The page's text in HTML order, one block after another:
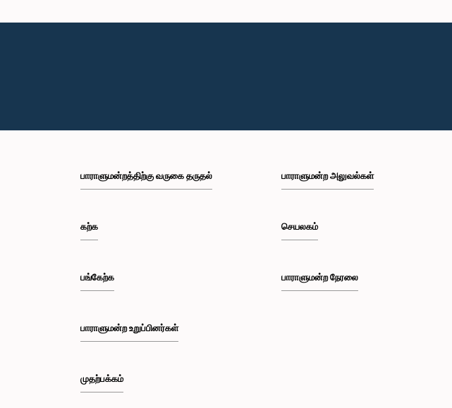
பாராளுமன்றத்திற்கு வருகை தருதல்
கற்க
பங்கேற்க
பாராளுமன்ற உறுப்பினர்கள்
முதற்பக்கம்
பாராளுமன்ற அலுவல்கள்
செயலகம்
பாராளுமன்ற நேரலை